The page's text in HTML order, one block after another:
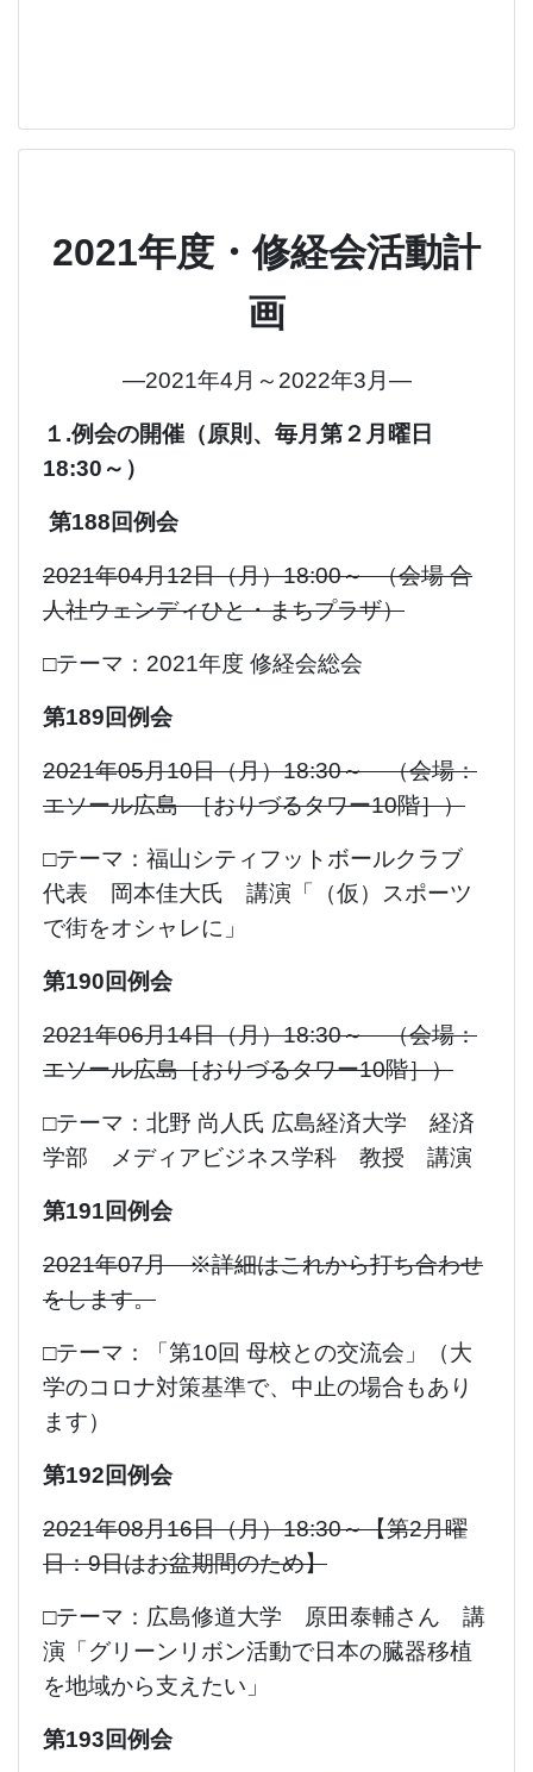
2021年度・修経会活動計
画
―2021年4月～2022年3月―
１.例会の開催（原則、毎月第２月曜日
18:30～）
第188回例会
2021年04月12日（月）18:00～ （会場 合
人社ウェンディひと・まちプラザ）
□テーマ：2021年度 修経会総会
第189回例会
2021年05月10日（月）18:30～ （会場：
エソール広島 ［おりづるタワー10階］）
□テーマ：福山シティフットボールクラブ
代表 岡本佳大氏 講演「（仮）スポーツ
で街をオシャレに」
第190回例会
2021年06月14日（月）18:30～ （会場：
エソール広島［おりづるタワー10階］）
□テーマ：北野 尚人氏 広島経済大学 経済
学部 メディアビジネス学科 教授 講演
第191回例会
2021年07月 ※詳細はこれから打ち合わせ
をします。
□テーマ：「第10回 母校との交流会」（大
学のコロナ対策基準で、中止の場合もあり
ます）
第192回例会
2021年08月16日（月）18:30～【第2月曜
日：9日はお盆期間のため】
□テーマ：広島修道大学 原田泰輔さん 講
演「グリーンリボン活動で日本の臓器移植
を地域から支えたい」
第193回例会